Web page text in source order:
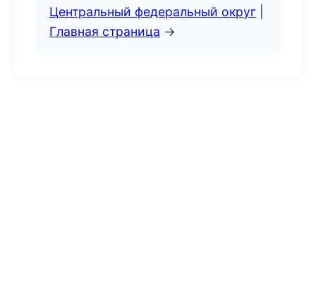
Центральный федеральный округ
Главная страница →